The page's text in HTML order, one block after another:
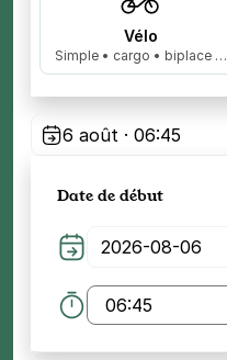
Vélo
Simple • cargo • biplace …
6 août · 06:45
Date de début